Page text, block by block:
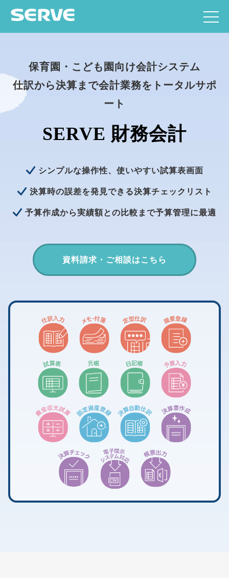
保育園・こども園向け会計システム
仕訳から決算まで会計業務をトータルサポ
ート
SERVE 財務会計
シンプルな操作性、使いやすい試算表画面
決算時の誤差を発見できる決算チェックリスト
予算作成から実績額との比較まで予算管理に最適
資料請求・ご相談はこちら